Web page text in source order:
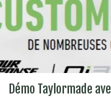
Démo Taylormade